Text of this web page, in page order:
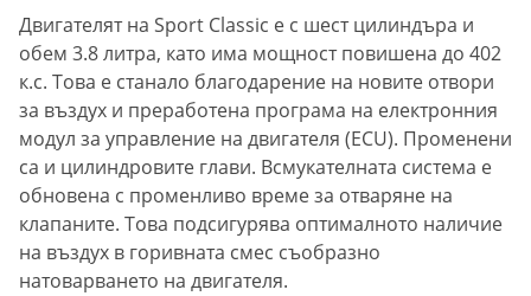
Двигателят на Sport Classic е с шест цилиндъра и
обем 3.8 литра, като има мощност повишена до 402
к.с. Това е станало благодарение на новите отвори
за въздух и преработена програма на електронния
модул за управление на двигателя (ECU). Променени
са и цилиндровите глави. Всмукателната система е
обновена с променливо време за отваряне на
клапаните. Това подсигурява оптималното наличие
на въздух в горивната смес съобразно
натоварването на двигателя.